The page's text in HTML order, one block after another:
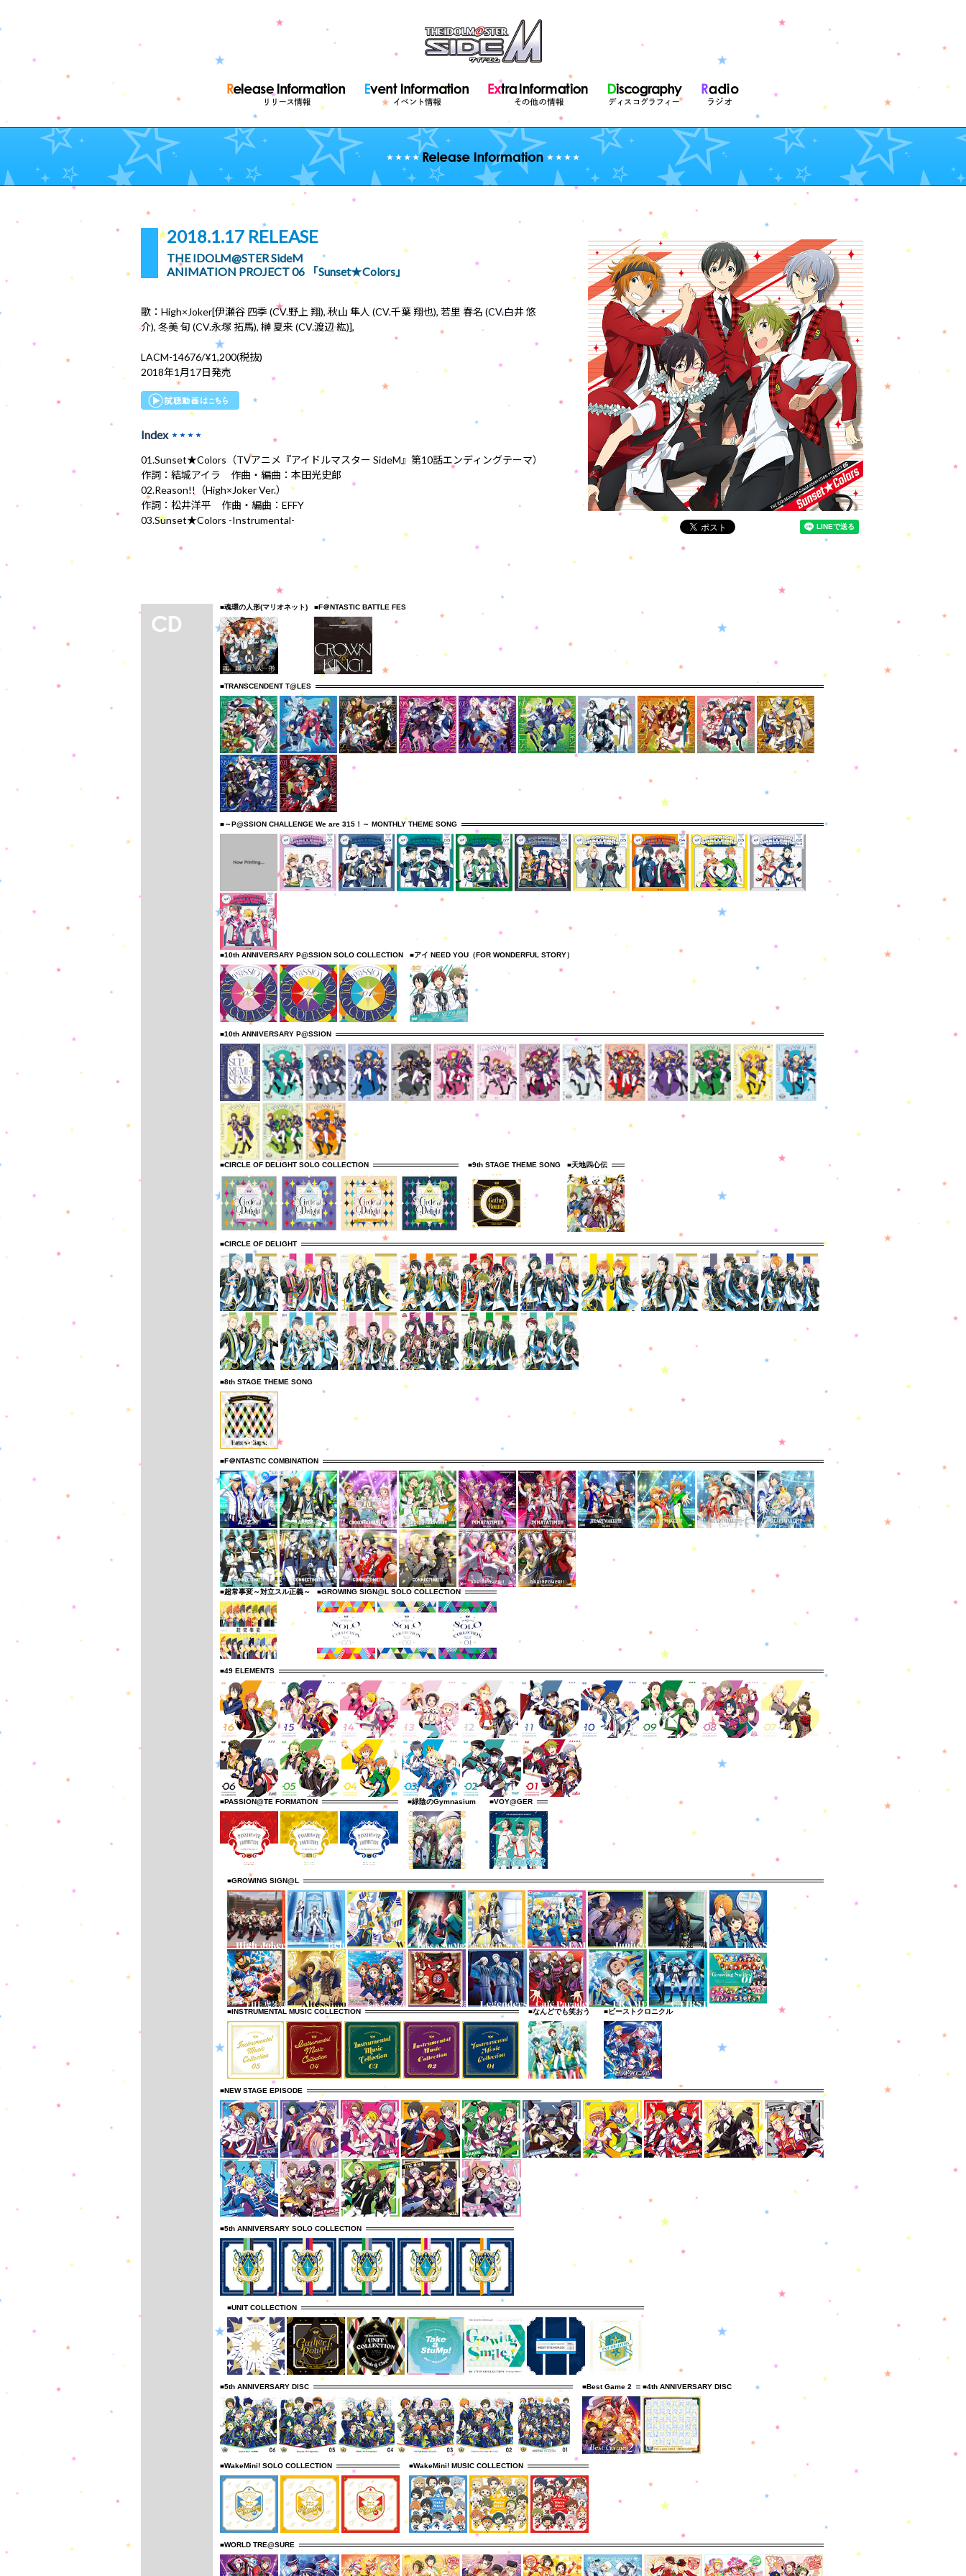
2018.1.17 RELEASE
THE IDOLM@STER SideM
ANIMATION PROJECT 06 「Sunset★Colors」
歌：High×Joker[伊瀬谷 四季 (CV.野上 翔), 秋山 隼人 (CV.千葉 翔也), 若里 春名 (CV.白井 悠
介), 冬美 旬 (CV.永塚 拓馬), 榊 夏来 (CV.渡辺 紘)],
LACM-14676/¥1,200(税抜)
2018年1月17日発売
Index ★★★★
01.Sunset★Colors（TVアニメ『アイドルマスター SideM』第10話エンディングテーマ）
作詞：結城アイラ 作曲・編曲：本田光史郎
02.Reason!!（High×Joker Ver.）
作詞：松井洋平 作曲・編曲：EFFY
03.Sunset★Colors -Instrumental-
■魂環の人形(マリオネット) ■F＠NTASTIC BATTLE FES
■TRANSCENDENT T@LES
■～P@SSION CHALLENGE We are 315！～ MONTHLY THEME SONG
■10th ANNIVERSARY P@SSION SOLO COLLECTION ■アイ NEED YOU（FOR WONDERFUL STORY）
■10th ANNIVERSARY P@SSION
■CIRCLE OF DELIGHT SOLO COLLECTION ■9th STAGE THEME SONG ■天地四心伝
■CIRCLE OF DELIGHT
■8th STAGE THEME SONG
■F＠NTASTIC COMBINATION
■超常事変～対立スル正義～ ■GROWING SIGN@L SOLO COLLECTION
■49 ELEMENTS
■PASSION@TE FORMATION ■緑陰のGymnasium ■VOY@GER
■GROWING SIGN@L
■INSTRUMENTAL MUSIC COLLECTION ■なんどでも笑おう ■ビーストクロニクル
■NEW STAGE EPISODE
■5th ANNIVERSARY SOLO COLLECTION
■UNIT COLLECTION
■5th ANNIVERSARY DISC ■Best Game 2 ■4th ANNIVERSARY DISC
■WakeMini! SOLO COLLECTION ■WakeMini! MUSIC COLLECTION
■WORLD TRE@SURE